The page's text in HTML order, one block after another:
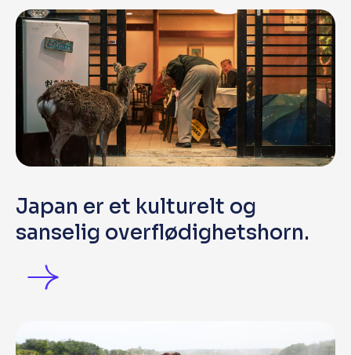
Japan er et kulturelt og
sanselig overflødighetshorn.